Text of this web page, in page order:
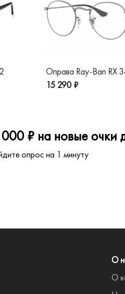
Оправа Ray-Ban RX
15 290 ₽
₽ на новые очки
опрос на 1 минуту
О
О